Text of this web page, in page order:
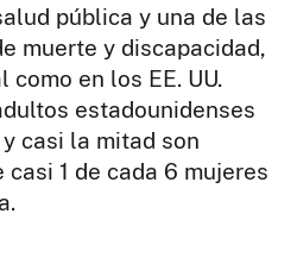
pública y una de las
muerte y discapacidad,
en los EE. UU.
estadounidenses
casi la mitad son
1 de cada 6 mujeres